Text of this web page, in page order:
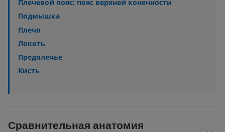
Плечевой пояс; пояс верхней конечности
Подмышка
Плечо
Локоть
Предплечье
Кисть
Сравнительная анатомия